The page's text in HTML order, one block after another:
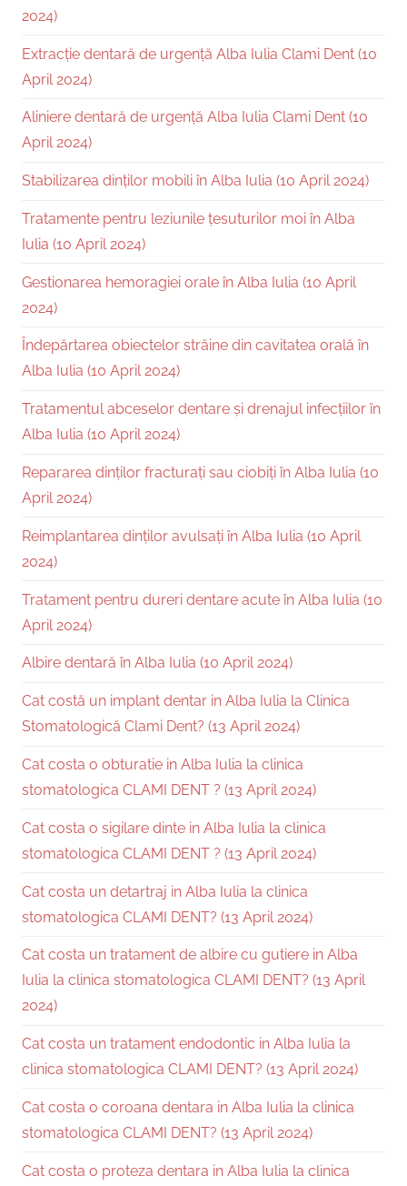
2024)
Extracție dentară de urgență Alba Iulia Clami Dent (10
April 2024)
Aliniere dentară de urgență Alba Iulia Clami Dent (10
April 2024)
Stabilizarea dinților mobili în Alba Iulia (10 April 2024)
Tratamente pentru leziunile țesuturilor moi în Alba
Iulia (10 April 2024)
Gestionarea hemoragiei orale în Alba Iulia (10 April
2024)
Îndepărtarea obiectelor străine din cavitatea orală în
Alba Iulia (10 April 2024)
Tratamentul abceselor dentare și drenajul infecțiilor în
Alba Iulia (10 April 2024)
Repararea dinților fracturați sau ciobiți în Alba Iulia (10
April 2024)
Reimplantarea dinților avulsați în Alba Iulia (10 April
2024)
Tratament pentru dureri dentare acute în Alba Iulia (10
April 2024)
Albire dentară în Alba Iulia (10 April 2024)
Cat costă un implant dentar in Alba Iulia la Clinica
Stomatologică Clami Dent? (13 April 2024)
Cat costa o obturatie in Alba Iulia la clinica
stomatologica CLAMI DENT ? (13 April 2024)
Cat costa o sigilare dinte in Alba Iulia la clinica
stomatologica CLAMI DENT ? (13 April 2024)
Cat costa un detartraj in Alba Iulia la clinica
stomatologica CLAMI DENT? (13 April 2024)
Cat costa un tratament de albire cu gutiere in Alba
Iulia la clinica stomatologica CLAMI DENT? (13 April
2024)
Cat costa un tratament endodontic in Alba Iulia la
clinica stomatologica CLAMI DENT? (13 April 2024)
Cat costa o coroana dentara in Alba Iulia la clinica
stomatologica CLAMI DENT? (13 April 2024)
Cat costa o proteza dentara in Alba Iulia la clinica